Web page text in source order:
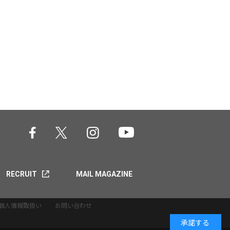
RECRUIT MAIL MAGAZINE
人情報取扱い お問い合わせ
承諾する